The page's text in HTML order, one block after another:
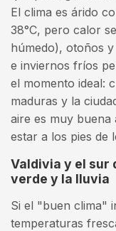
El clima es árido
38°C, pero calor
húmedo), otoños y
e inviernos fríos
el momento ideal:
maduras y la
aire es muy buena
estar a los pies de
Valdivia y el sur
verde y la lluvia
Si el "buen clima"
temperaturas